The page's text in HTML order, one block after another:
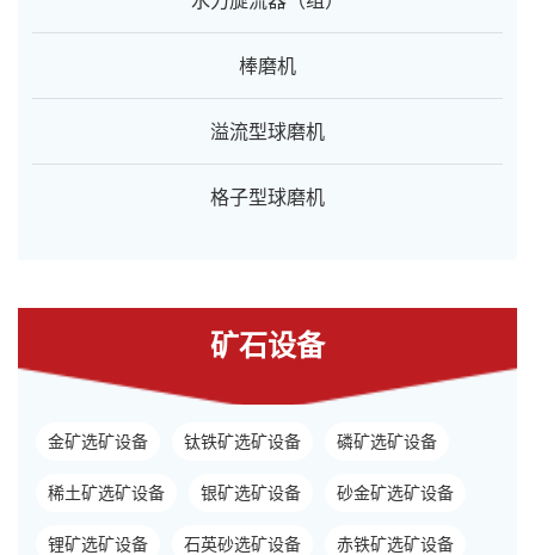
棒磨机
溢流型球磨机
格子型球磨机
矿石设备
金矿选矿设备 钛铁矿选矿设备 磷矿选矿设备
稀土矿选矿设备 银矿选矿设备 砂金矿选矿设备
锂矿选矿设备 石英砂选矿设备 赤铁矿选矿设备